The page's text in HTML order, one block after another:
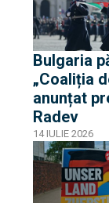
Bulgaria
„Coaliția
anunțat
Radev
14 IULIE 2026